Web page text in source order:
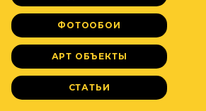
ФОТООБОИ
АРТ ОБЪЕКТЫ
СТАТЬИ